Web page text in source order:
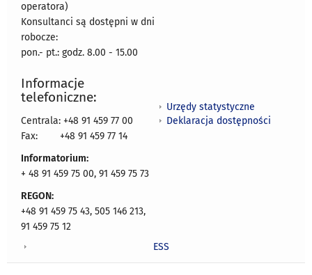
operatora)
Konsultanci są dostępni w dni
robocze:
pon.- pt.: godz. 8.00 - 15.00
Informacje
telefoniczne:
Centrala: +48 91 459 77 00
Fax:
+48 91 459 77 14
Informatorium:
+ 48 91 459 75 00, 91 459 75 73
REGON:
+48 91 459 75 43, 505 146 213,
91 459 75 12
Urzędy statystyczne
Deklaracja dostępności
ESS